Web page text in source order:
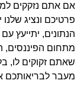
אם אתם נזקקים
פרטיכם ונציג
הנתונים, יתייעץ
מתחום הפיננסים,
שאתם זקוקים לו,
מעבר לבריאותכם